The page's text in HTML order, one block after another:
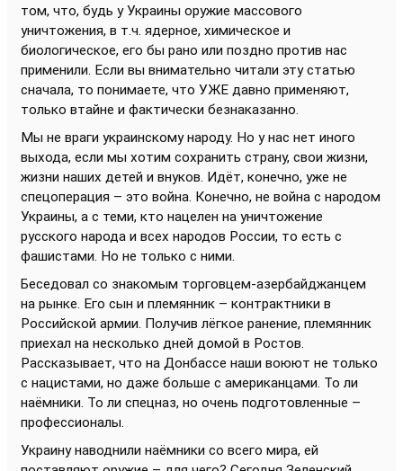
том, что, будь у Украины оружие массового
уничтожения, в т.ч. ядерное, химическое и
биологическое, его бы рано или поздно против нас
применили. Если вы внимательно читали эту статью
сначала, то понимаете, что УЖЕ давно применяют,
только втайне и фактически безнаказанно.
Мы не враги украинскому народу. Но у нас нет иного
выхода, если мы хотим сохранить страну, свои жизни,
жизни наших детей и внуков. Идёт, конечно, уже не
спецоперация – это война. Конечно, не война с народом
Украины, а с теми, кто нацелен на уничтожение
русского народа и всех народов России, то есть с
фашистами. Но не только с ними.
Беседовал со знакомым торговцем-азербайджанцем
на рынке. Его сын и племянник – контрактники в
Российской армии. Получив лёгкое ранение, племянник
приехал на несколько дней домой в Ростов.
Рассказывает, что на Донбассе наши воюют не только
с нацистами, но даже больше с американцами. То ли
наёмники. То ли спецназ, но очень подготовленные –
профессионалы.
Украину наводнили наёмники со всего мира, ей